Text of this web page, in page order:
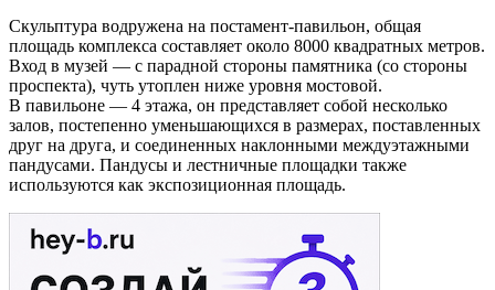
Скульптура водружена на постамент-павильон, общая
площадь комплекса составляет около 8000 квадратных метров.
Вход в музей — с парадной стороны памятника (со стороны
проспекта), чуть утоплен ниже уровня мостовой.
В павильоне — 4 этажа, он представляет собой несколько
залов, постепенно уменьшающихся в размерах, поставленных
друг на друга, и соединенных наклонными междуэтажными
пандусами. Пандусы и лестничные площадки также
используются как экспозиционная площадь.